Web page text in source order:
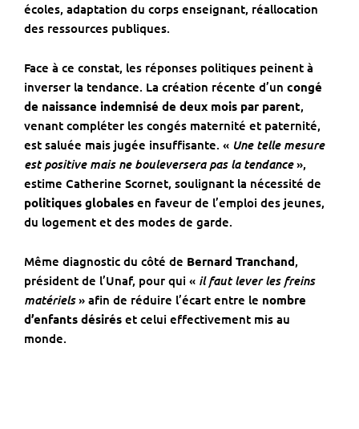
écoles, adaptation du corps enseignant, réallocation
des ressources publiques.
Face à ce constat, les réponses politiques peinent à
inverser la tendance. La création récente d’un congé
de naissance indemnisé de deux mois par parent,
venant compléter les congés maternité et paternité,
est saluée mais jugée insuffisante. « Une telle mesure
est positive mais ne bouleversera pas la tendance»,
estime Catherine Scornet, soulignant la nécessité de
politiques globales en faveur de l’emploi des jeunes,
du logement et des modes de garde.
Même diagnostic du côté de Bernard Tranchand,
président de l’Unaf, pour qui « il faut lever les freins
matériels» afin de réduire l’écart entre le nombre
d’enfants désirés et celui effectivement mis au
monde.